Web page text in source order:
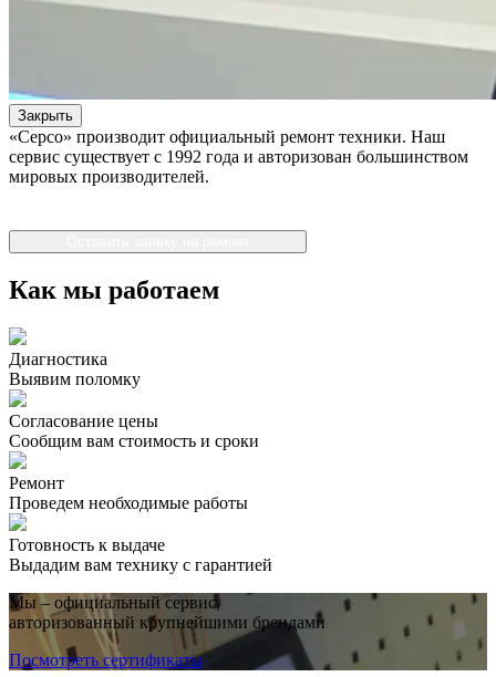
Закрыть
«Серсо» производит официальный ремонт техники. Наш
сервис существует с 1992 года и авторизован большинством
мировых производителей.
Как мы работаем
Диагностика
Выявим поломку
Согласование цены
Сообщим вам стоимость и сроки
Ремонт
Проведем необходимые работы
Готовность к выдаче
Выдадим вам технику с гарантией
Мы – официальный сервис,
авторизованный крупнейшими брендами
Посмотреть сертификаты